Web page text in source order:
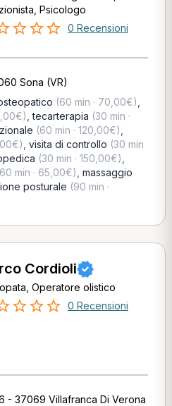
Psicologo
0 Recensioni
Sona (VR)
(60 min · 70,00€)
,tecarterapia (30 min ·
(60 min · 120,00€)
visita di controllo (30 min
(30 min · 150,00€)
min · 65,00€) massaggio
posturale (90 min ·
Cordioli
Operatore olistico
0 Recensioni
- 37069 Villafranca Di Verona